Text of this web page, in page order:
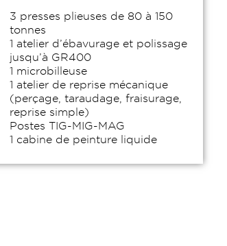
3 presses plieuses de 80 à 150
tonnes
1 atelier d’ébavurage et polissage
jusqu’à GR400
1 microbilleuse
1 atelier de reprise mécanique
(perçage, taraudage, fraisurage,
reprise simple)
Postes TIG-MIG-MAG
1 cabine de peinture liquide